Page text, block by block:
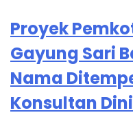
Proyek
Gayung Sari
Nama
Konsultan